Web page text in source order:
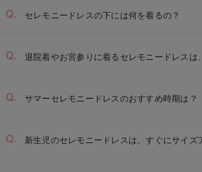
セレモニードレスの下には何を着るの？
退院着やお宮参りに着るセレモニードレスは
サマーセレモニードレスのおすすめ時期は？
新生児のセレモニードレスは、すぐにサイズ